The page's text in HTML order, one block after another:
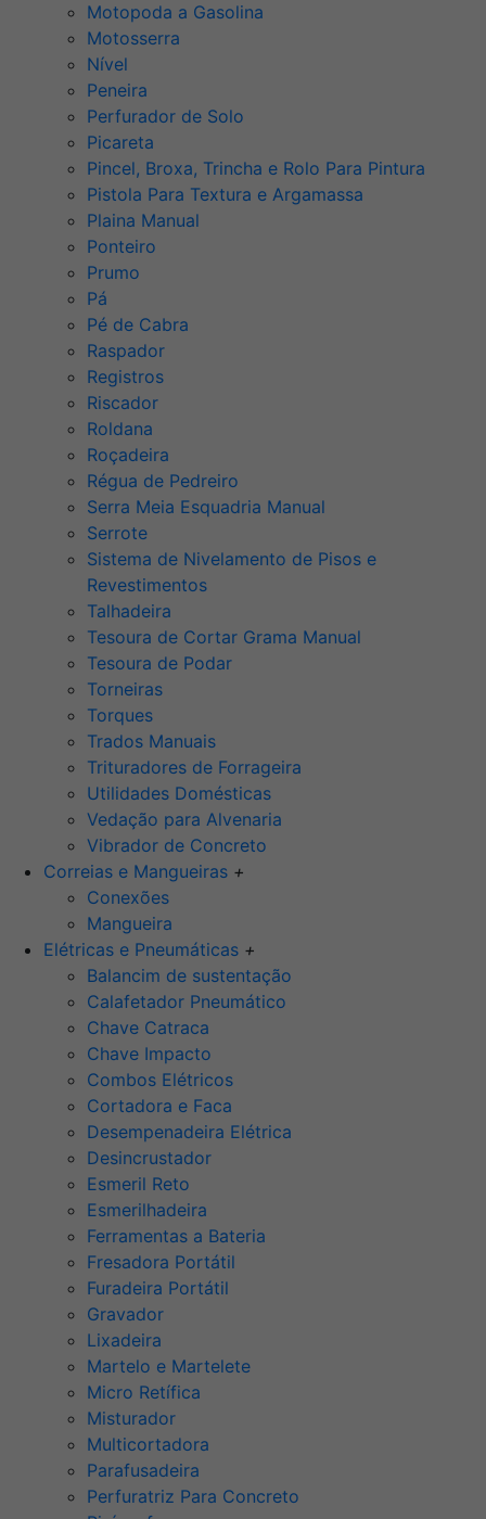
Motopoda a Gasolina
Motosserra
Nível
Peneira
Perfurador de Solo
Picareta
Pincel, Broxa, Trincha e Rolo Para Pintura
Pistola Para Textura e Argamassa
Plaina Manual
Ponteiro
Prumo
Pá
Pé de Cabra
Raspador
Registros
Riscador
Roldana
Roçadeira
Régua de Pedreiro
Serra Meia Esquadria Manual
Serrote
Sistema de Nivelamento de Pisos e
Revestimentos
Talhadeira
Tesoura de Cortar Grama Manual
Tesoura de Podar
Torneiras
Torques
Trados Manuais
Trituradores de Forrageira
Utilidades Domésticas
Vedação para Alvenaria
Vibrador de Concreto
Correias e Mangueiras +
Conexões
Mangueira
Elétricas e Pneumáticas +
Balancim de sustentação
Calafetador Pneumático
Chave Catraca
Chave Impacto
Combos Elétricos
Cortadora e Faca
Desempenadeira Elétrica
Desincrustador
Esmeril Reto
Esmerilhadeira
Ferramentas a Bateria
Fresadora Portátil
Furadeira Portátil
Gravador
Lixadeira
Martelo e Martelete
Micro Retífica
Misturador
Multicortadora
Parafusadeira
Perfuratriz Para Concreto